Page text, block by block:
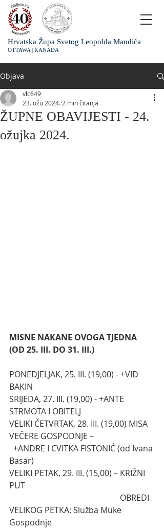
Hrvatska Župa Svetog Leopolda Mandića
OTTAWA | KANADA
Objava
ŽUPNE OBAVIJESTI - 24.
ožujka 2024.
vlc649
23. ožu 2024. 2 min čitanja
MISNE NAKANE OVOGA TJEDNA
(OD 25. III. DO 31. III.)
PONEDJELJAK, 25. III. (19,00) - +VID
BAKIN
SRIJEDA, 27. III. (19,00) - +ANTE
STRMOTA I OBITELJ
VELIKI ČETVRTAK, 28. III. (19,00) MISA
VEČERE GOSPODNJE –
+ANDRE I CVITKA FISTONIĆ (od Ivana
Basar)
VELIKI PETAK, 29. III. (15,00) – KRIŽNI
PUT
OBREDI
VELIKOG PETKA: Služba Muke
Gospodnje